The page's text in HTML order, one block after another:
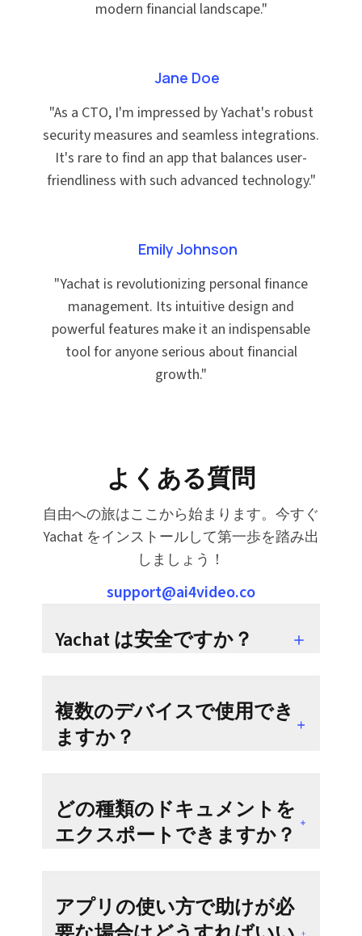
modern financial landscape."
Jane Doe
"As a CTO, I'm impressed by Yachat's robust
security measures and seamless integrations.
It's rare to find an app that balances user-
friendliness with such advanced technology."
Emily Johnson
"Yachat is revolutionizing personal finance
management. Its intuitive design and
powerful features make it an indispensable
tool for anyone serious about financial
growth."
よくある質問
自由への旅はここから始まります。今すぐ
Yachat をインストールして第一歩を踏み出
しましょう！
support@ai4video.co
Yachat は安全ですか？
複数のデバイスで使用でき
ますか？
どの種類のドキュメントを
エクスポートできますか？
アプリの使い方で助けが必